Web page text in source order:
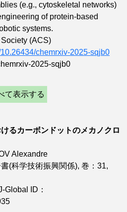
(e.g., cytoskeletal networks)
of protein-based
systems.
(ACS)
chemrxiv-2025-sqjb0
2025-sqjb0
て表示する
るカーボンドットのメカノクロ
機能探索
Alexandre
(科学技術振興関係), 巻：31,
Global ID：